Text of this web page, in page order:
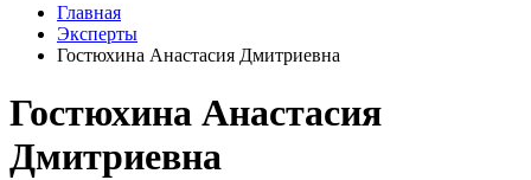
Главная
Эксперты
Гостюхина Анастасия Дмитриевна
Гостюхина Анастасия
Дмитриевна